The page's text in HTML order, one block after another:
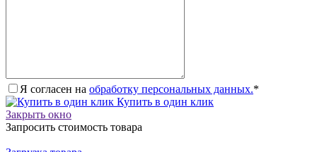
Я согласен на обработку персональных данных.*
Купить в один клик
Закрыть окно
Запросить стоимость товара